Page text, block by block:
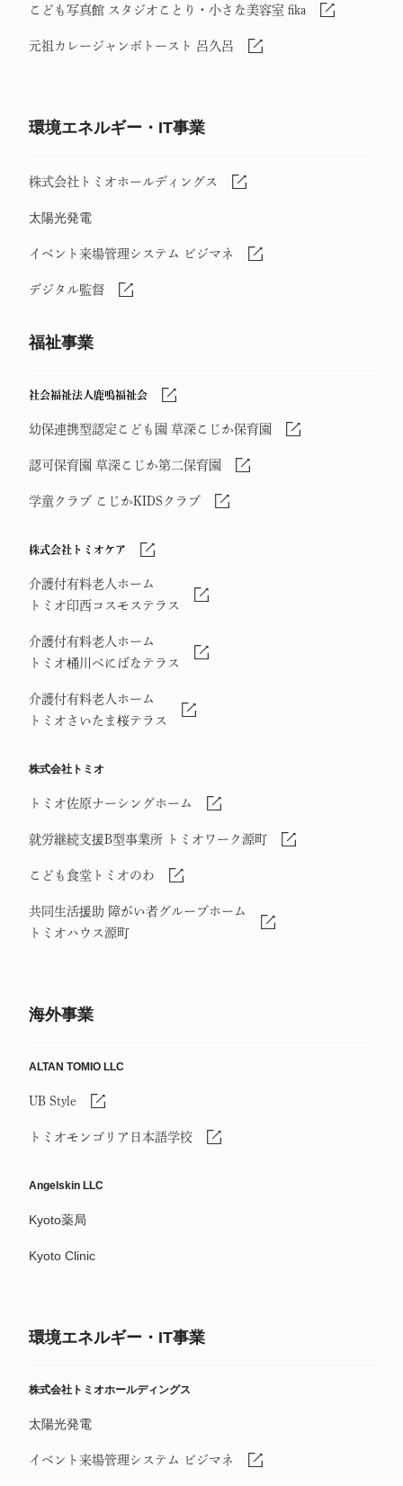
こども写真館 スタジオことり・小さな美容室 fika
元祖カレージャンボトースト 呂久呂
環境エネルギー・IT事業
株式会社トミオホールディングス
太陽光発電
イベント来場管理システム ビジマネ
デジタル監督
福祉事業
社会福祉法人鹿鳴福祉会
幼保連携型認定こども園 草深こじか保育園
認可保育園 草深こじか第二保育園
学童クラブ こじかKIDSクラブ
株式会社トミオケア
介護付有料老人ホーム
トミオ印西コスモステラス
介護付有料老人ホーム
トミオ桶川べにばなテラス
介護付有料老人ホーム
トミオさいたま桜テラス
株式会社トミオ
トミオ佐原ナーシングホーム
就労継続支援B型事業所 トミオワーク源町
こども食堂トミオのわ
共同生活援助 障がい者グループホーム
トミオハウス源町
海外事業
ALTAN TOMIO LLC
UB Style
トミオモンゴリア日本語学校
Angelskin LLC
Kyoto薬局
Kyoto Clinic
環境エネルギー・IT事業
株式会社トミオホールディングス
太陽光発電
イベント来場管理システム ビジマネ